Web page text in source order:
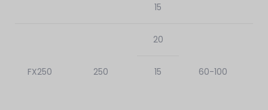
15
FX250 250
20
60-100
15